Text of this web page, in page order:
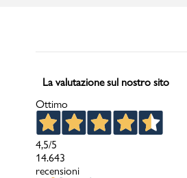
La valutazione sul nostro sito
Ottimo
4,5/5
14.643
recensioni